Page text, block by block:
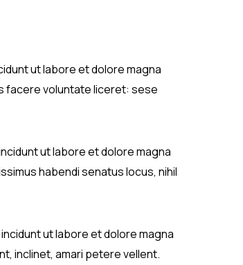
ut labore et dolore magna
facere voluntate liceret: sese
ut labore et dolore magna
habendi senatus locus, nihil
ut labore et dolore magna
inclinet, amari petere vellent.